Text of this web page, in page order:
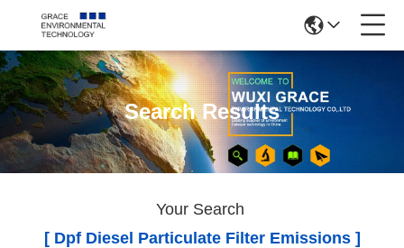
Search Results
Your Search
[ Dpf Diesel Particulate Filter Emissions ]